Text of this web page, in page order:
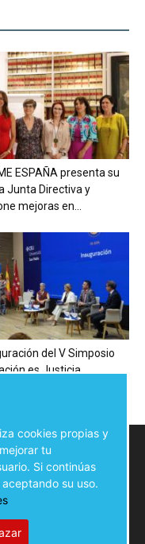
ESPAÑA presenta su
Junta Directiva y
mejoras en...
del V Simposio
es Justicia
cookies propias y
tu
Si continúas
su uso.